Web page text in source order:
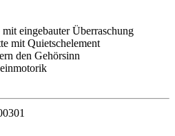
mit eingebauter Überraschung
mit Quietschelement
den Gehörsinn